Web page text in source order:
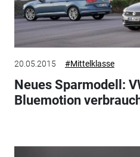
20.05.2015 #Mittelklasse
Neues Sparmodell:
Bluemotion